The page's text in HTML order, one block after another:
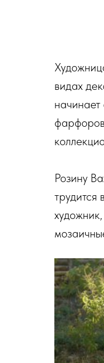
видах
Розину
трудится